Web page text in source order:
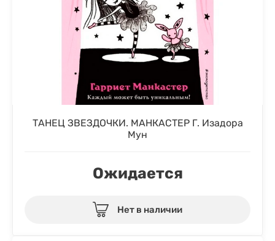
ТАНЕЦ ЗВЕЗДОЧКИ. МАНКАСТЕР Г. Изадора
Мун
Ожидается
Нет в наличии